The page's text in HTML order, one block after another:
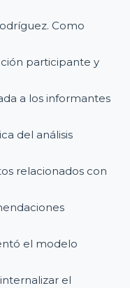
Como
participante y
a los informantes
del análisis
relacionados con
el modelo
el